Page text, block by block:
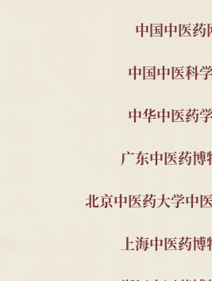
中医古籍15
南京中医药大学 秦明珠 自撰教材与科
料2套
教材与宣传
针推112班顾珂溢、薛昊 贺牌为1对;
书1件及照片
中国中医药
中国中医科
中华中医药
广东中医药博
北京中医药大学中
上海中医药博